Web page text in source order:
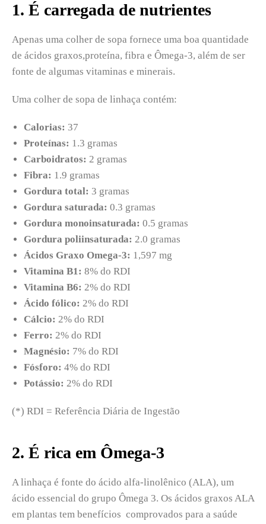
1. É carregada de nutrientes
Apenas uma colher de sopa fornece uma boa quantidade
de ácidos graxos,proteína, fibra e Ômega-3, além de ser
fonte de algumas vitaminas e minerais.
Uma colher de sopa de linhaça contém:
Calorias: 37
Proteínas: 1.3 gramas
Carboidratos: 2 gramas
Fibra: 1.9 gramas
Gordura total: 3 gramas
Gordura saturada: 0.3 gramas
Gordura monoinsaturada: 0.5 gramas
Gordura poliinsaturada: 2.0 gramas
Ácidos Graxo Omega-3: 1,597 mg
Vitamina B1: 8% do RDI
Vitamina B6: 2% do RDI
Ácido fólico: 2% do RDI
Cálcio: 2% do RDI
Ferro: 2% do RDI
Magnésio: 7% do RDI
Fósforo: 4% do RDI
Potássio: 2% do RDI
(*) RDI = Referência Diária de Ingestão
2. É rica em Ômega-3
A linhaça é fonte do ácido alfa-linolênico (ALA), um
ácido essencial do grupo Ômega 3. Os ácidos graxos ALA
em plantas tem benefícios comprovados para a saúde